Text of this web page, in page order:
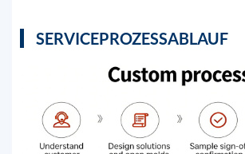
SERVICEPROZESSABLAUF